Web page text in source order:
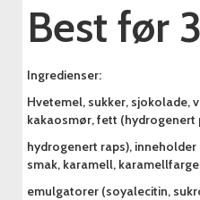
Best før
Ingredienser:
Hvetemel, sukker, sjokolade,
kakaosmør, fett (hydrogenert
hydrogenert raps),
smak, karamell,
emulgatorer (soyalecitin,